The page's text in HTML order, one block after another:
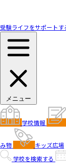
受験ライフをサポート
メニュー
学校情報
み物
キッズ広場
学校を検索する